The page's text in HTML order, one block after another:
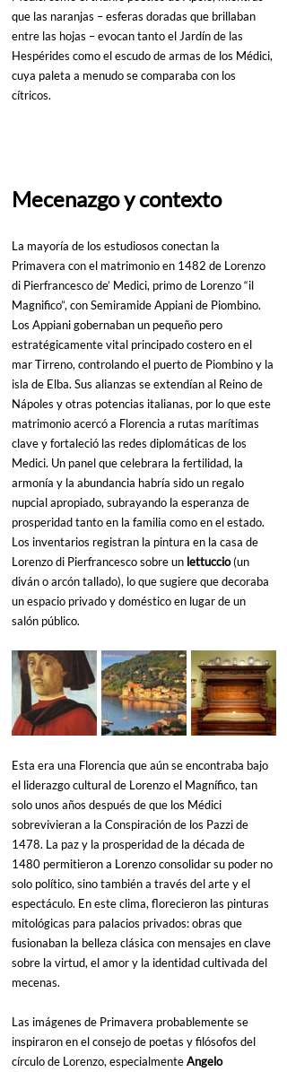
que las naranjas – esferas doradas que brillaban
entre las hojas – evocan tanto el Jardín de las
Hespérides como el escudo de armas de los Médici,
cuya paleta a menudo se comparaba con los
cítricos.
Mecenazgo y contexto
La mayoría de los estudiosos conectan la
Primavera con el matrimonio en 1482 de Lorenzo
di Pierfrancesco de’ Medici, primo de Lorenzo “il
Magnifico”, con Semiramide Appiani de Piombino.
Los Appiani gobernaban un pequeño pero
estratégicamente vital principado costero en el
mar Tirreno, controlando el puerto de Piombino y la
isla de Elba. Sus alianzas se extendían al Reino de
Nápoles y otras potencias italianas, por lo que este
matrimonio acercó a Florencia a rutas marítimas
clave y fortaleció las redes diplomáticas de los
Medici. Un panel que celebrara la fertilidad, la
armonía y la abundancia habría sido un regalo
nupcial apropiado, subrayando la esperanza de
prosperidad tanto en la familia como en el estado.
Los inventarios registran la pintura en la casa de
Lorenzo di Pierfrancesco sobre un lettuccio (un
diván o arcón tallado), lo que sugiere que decoraba
un espacio privado y doméstico en lugar de un
salón público.
Esta era una Florencia que aún se encontraba bajo
el liderazgo cultural de Lorenzo el Magnífico, tan
solo unos años después de que los Médici
sobrevivieran a la Conspiración de los Pazzi de
1478. La paz y la prosperidad de la década de
1480 permitieron a Lorenzo consolidar su poder no
solo político, sino también a través del arte y el
espectáculo. En este clima, florecieron las pinturas
mitológicas para palacios privados: obras que
fusionaban la belleza clásica con mensajes en clave
sobre la virtud, el amor y la identidad cultivada del
mecenas.
Las imágenes de Primavera probablemente se
inspiraron en el consejo de poetas y filósofos del
círculo de Lorenzo, especialmente Angelo